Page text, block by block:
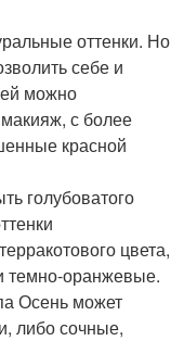
оттенки. Но
себе и
можно
с более
красной
голубоватого
цвета,
темно-оранжевые.
Осень может
либо сочные,